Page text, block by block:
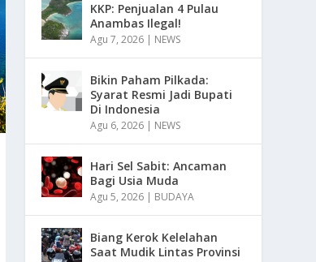
KKP: Penjualan 4 Pulau
Anambas Ilegal!
Agu 7, 2026 | NEWS
Bikin Paham Pilkada:
Syarat Resmi Jadi Bupati
Di Indonesia
Agu 6, 2026 | NEWS
Hari Sel Sabit: Ancaman
Bagi Usia Muda
Agu 5, 2026 | BUDAYA
Biang Kerok Kelelahan
Saat Mudik Lintas Provinsi